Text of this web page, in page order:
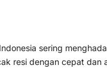
sering
resi dengan cepat dan